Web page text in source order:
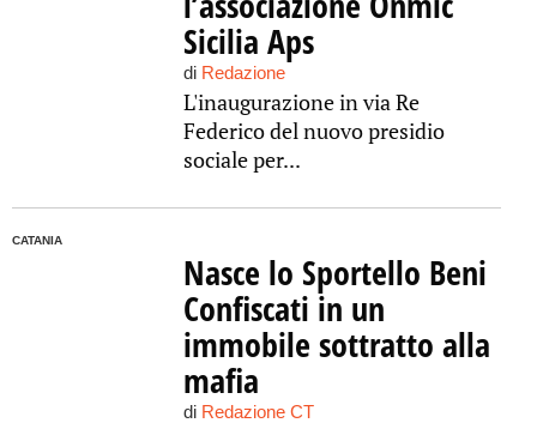
Sicilia Aps
di Redazione
L'inaugurazione in via Re
Federico del nuovo presidio
sociale per...
CATANIA
Nasce lo Sportello Beni
Confiscati in un
immobile sottratto alla
mafia
di Redazione CT